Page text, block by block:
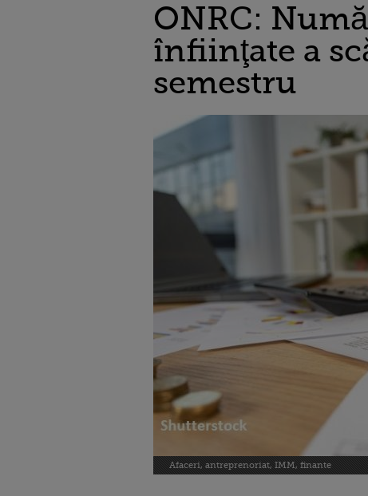
ONRC:
înfiinţate a
semestru
Afaceri, antreprenoriat, IMM, finante